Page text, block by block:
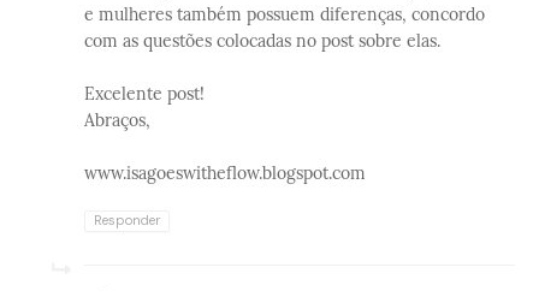
e mulheres também possuem diferenças, concordo
com as questões colocadas no post sobre elas.
Excelente post!
Abraços,
www.isagoeswitheflow.blogspot.com
Responder